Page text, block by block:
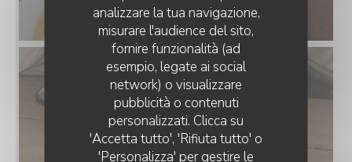
analizzare la tua navigazione,
misurare l'audience del sito,
fornire funzionalità (ad
esempio, legate ai social
network) o visualizzare
pubblicità o contenuti
personalizzati. Clicca su
'Accetta tutto', 'Rifiuta tutto' o
'Personalizza' per gestire le
COSTAUD : RESTAURANT & BAR